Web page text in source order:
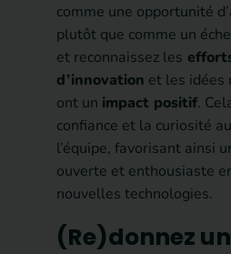
comme une opportunité
plutôt que comme un
et reconnaissez les
d’innovation et les idées
ont un impact positif.
confiance et la curiosité
l’équipe, favorisant ainsi
ouverte et enthousiaste
nouvelles technologies.
(Re)donnez